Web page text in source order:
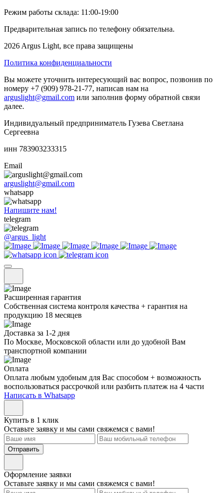
Режим работы склада: 11:00-19:00
Предварительная запись по телефону обязательна.
2026 Argus Light, все права защищены
Политика конфиденциальности
Вы можете уточнить интересующий вас вопрос, позвонив по
номеру +7 (909) 978-21-77, написав нам на
arguslight@gmail.com или заполнив форму обратной связи
далее.
Индивидуальный предприниматель Гузева Светлана
Сергеевна
инн 783903233315
Email
arguslight@gmail.com
whatsapp
Напишите нам!
telegram
@argus_light
Расширенная гарантия
Собственная система контроля качества + гарантия на
продукцию 18 месяцев
Доставка за 1-2 дня
По Москве, Московской области или до удобной Вам
транспортной компании
Оплата
Оплата любым удобным для Вас способом + возможность
воспользоваться рассрочкой или разбить платеж на 4 части
Написать в Whatsapp
Купить в 1 клик
Оставьте заявку и мы сами свяжемся с вами!
Отправить
Оформление заявки
Оставьте заявку и мы сами свяжемся с вами!